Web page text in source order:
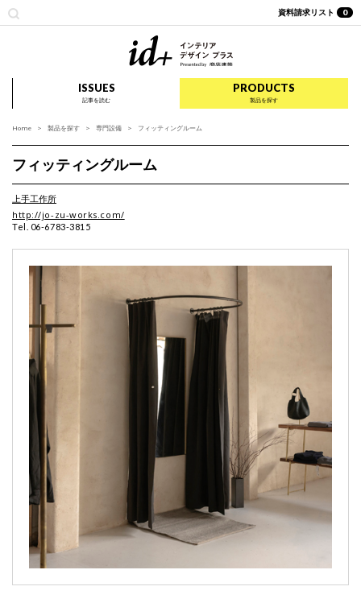
資料請求リスト 0
ISSUES
記事を読む
PRODUCTS
製品を探す
Home 製品を探す 専門設備 フィッティングルーム
フィッティングルーム
上手工作所
http://jo-zu-works.com/
Tel. 06-6783-3815